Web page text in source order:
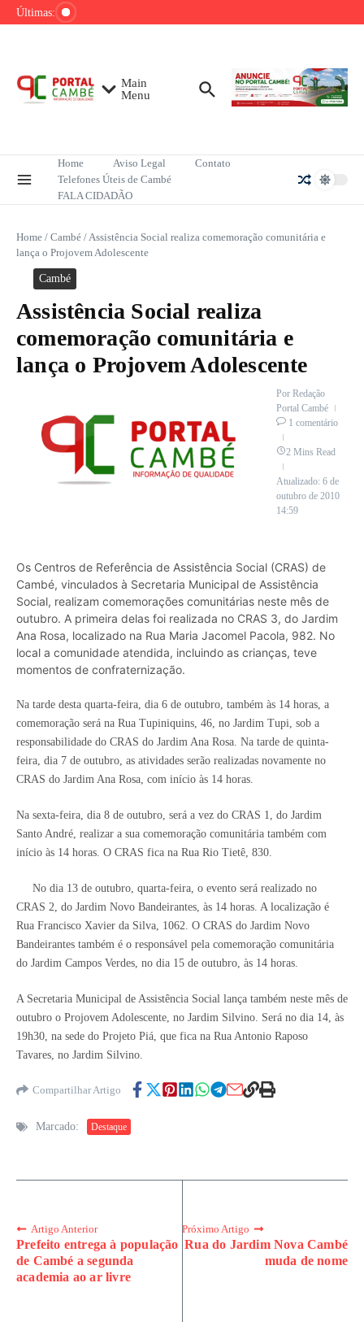
Ir para o conteúdo
Últimas:
Mega-Sena sorteia R$ 165 milhões neste
sobre redução do desmatamento na Amazônia
Main
Menu
Home Aviso Legal
Contato
Telefones Úteis de Cambé
FALA CIDADÃO
Home / Cambé /Assistência Social realiza comemoração comunitária e
lança o Projovem Adolescente
Cambé
Assistência Social realiza
comemoração comunitária e
lança o Projovem Adolescente
Por Redação
Portal Cambé
1 comentário
2 Mins Read
Atualizado: 6 de
outubro de 2010
14:59
Os Centros de Referência de Assistência Social (CRAS) de
Cambé, vinculados à Secretaria Municipal de Assistência
Social, realizam comemorações comunitárias neste mês de
outubro. A primeira delas foi realizada no CRAS 3, do Jardim
Ana Rosa, localizado na Rua Maria Jacomel Pacola, 982. No
local a comunidade atendida, incluindo as crianças, teve
momentos de confraternização.
Na tarde desta quarta-feira, dia 6 de outubro, também às 14 horas, a
comemoração será na Rua Tupiniquins, 46, no Jardim Tupi, sob a
responsabilidade do CRAS do Jardim Ana Rosa. Na tarde de quinta-
feira, dia 7 de outubro, as atividades serão realizadas novamente no
CRAS do Jardim Ana Rosa, com início às 14 horas.
Na sexta-feira, dia 8 de outubro, será a vez do CRAS 1, do Jardim
Santo André, realizar a sua comemoração comunitária também com
início às 14 horas. O CRAS fica na Rua Rio Tietê, 830.
No dia 13 de outubro, quarta-feira, o evento será realizado no
CRAS 2, do Jardim Novo Bandeirantes, às 14 horas. A localização é
Rua Francisco Xavier da Silva, 1062. O CRAS do Jardim Novo
Bandeirantes também é o responsável pela comemoração comunitária
do Jardim Campos Verdes, no dia 15 de outubro, às 14 horas.
A Secretaria Municipal de Assistência Social lança também neste mês de
outubro o Projovem Adolescente, no Jardim Silvino. Será no dia 14, às
19h30, na sede do Projeto Piá, que fica na Rua Antonio Raposo
Tavares, no Jardim Silvino.
Compartilhar Artigo
Marcado: Destaque
Artigo Anterior
Prefeito entrega à população
de Cambé a segunda
academia ao ar livre
Próximo Artigo
Rua do Jardim Nova Cambé
muda de nome